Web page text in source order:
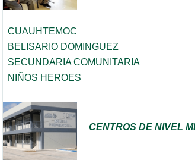
CUAUHTEMOC
BELISARIO DOMINGUEZ
SECUNDARIA COMUNITARIA
NIÑOS HEROES
CENTROS DE NIVEL